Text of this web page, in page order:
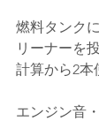
燃料タンク
リーナーを
計算から2本
エンジン音